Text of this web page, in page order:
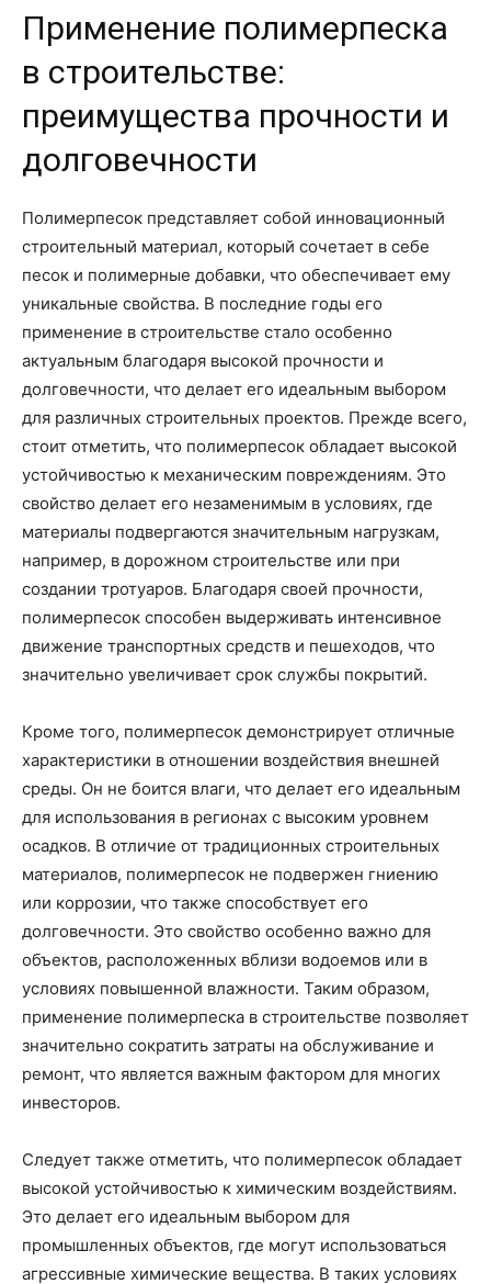
Применение полимерпеска
в строительстве:
преимущества прочности и
долговечности
Полимерпесок представляет собой инновационный
строительный материал, который сочетает в себе
песок и полимерные добавки, что обеспечивает ему
уникальные свойства. В последние годы его
применение в строительстве стало особенно
актуальным благодаря высокой прочности и
долговечности, что делает его идеальным выбором
для различных строительных проектов. Прежде всего,
стоит отметить, что полимерпесок обладает высокой
устойчивостью к механическим повреждениям. Это
свойство делает его незаменимым в условиях, где
материалы подвергаются значительным нагрузкам,
например, в дорожном строительстве или при
создании тротуаров. Благодаря своей прочности,
полимерпесок способен выдерживать интенсивное
движение транспортных средств и пешеходов, что
значительно увеличивает срок службы покрытий.
Кроме того, полимерпесок демонстрирует отличные
характеристики в отношении воздействия внешней
среды. Он не боится влаги, что делает его идеальным
для использования в регионах с высоким уровнем
осадков. В отличие от традиционных строительных
материалов, полимерпесок не подвержен гниению
или коррозии, что также способствует его
долговечности. Это свойство особенно важно для
объектов, расположенных вблизи водоемов или в
условиях повышенной влажности. Таким образом,
применение полимерпеска в строительстве позволяет
значительно сократить затраты на обслуживание и
ремонт, что является важным фактором для многих
инвесторов.
Следует также отметить, что полимерпесок обладает
высокой устойчивостью к химическим воздействиям.
Это делает его идеальным выбором для
промышленных объектов, где могут использоваться
агрессивные химические вещества. В таких условиях